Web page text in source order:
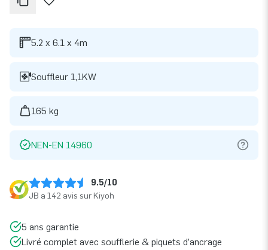
5.2 x 6.1 x 4m
Souffleur 1,1KW
165 kg
NEN-EN 14960
9.5/10
JB a 142 avis sur Kiyoh
5 ans garantie
Livré complet avec soufflerie & piquets d’ancrage